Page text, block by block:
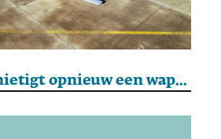
Oekraïne vernietigt opnieuw een wapendepot in Rusland